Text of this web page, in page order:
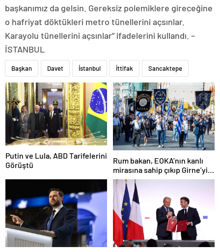
başkanımız da gelsin. Gereksiz polemiklere gireceğine
o hafriyat döktükleri metro tünellerini açsınlar.
Karayolu tünellerini açsınlar” ifadelerini kullandı. –
İSTANBUL
Başkan Davet İstanbul İttifak Sancaktepe
Putin ve Lula, ABD Tarifelerini
Görüştü
Rum bakan, EOKA’nın kanlı
mirasına sahip çıkıp Girne’yi
hedef gösterdi